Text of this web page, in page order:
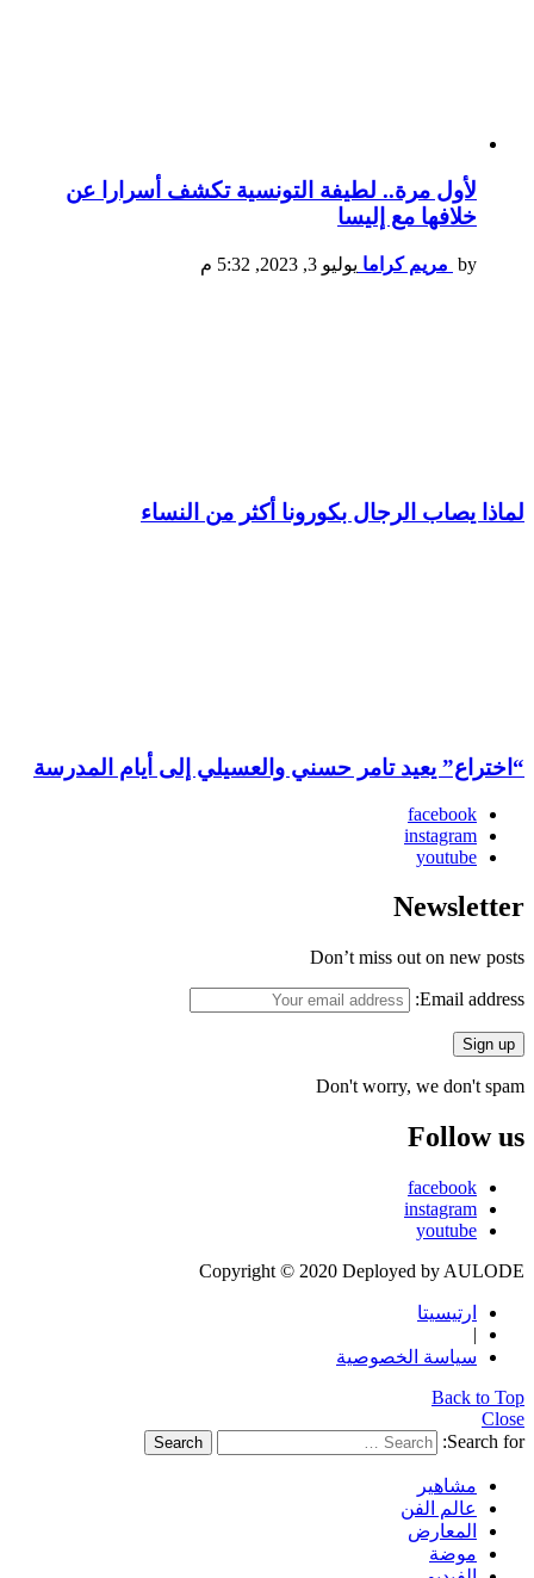
لأول مرة.. لطيفة التونسية تكشف أسرارا عن
خلافها مع إليسا
by مريم كراما يوليو 3, 2023, 5:32 م
لماذا يصاب الرجال بكورونا أكثر من النساء
“اختراع” يعيد تامر حسني والعسيلي إلى أيام المدرسة
facebook
instagram
youtube
Newsletter
Don’t miss out on new posts
Email address:
Don't worry, we don't spam
Follow us
facebook
instagram
youtube
Copyright © 2020 Deployed by AULODE
ارتيسيتا
|
سياسة الخصوصية
Back to Top
Close
Search for:
Search
مشاهير
عالم الفن
المعارض
موضة